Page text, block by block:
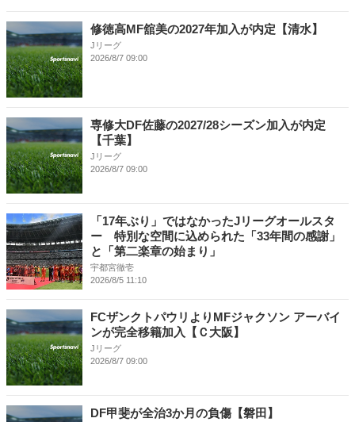
修徳高MF舘美の2027年加入が内定【清水】
Jリーグ
2026/8/7 09:00
専修大DF佐藤の2027/28シーズン加入が内定
【千葉】
Jリーグ
2026/8/7 09:00
「17年ぶり」ではなかったJリーグオールスタ
ー 特別な空間に込められた「33年間の感謝」
と「第二楽章の始まり」
宇都宮徹壱
2026/8/5 11:10
FCザンクトパウリよりMFジャクソン アーバイ
ンが完全移籍加入【Ｃ大阪】
Jリーグ
2026/8/7 09:00
DF甲斐が全治3か月の負傷【磐田】